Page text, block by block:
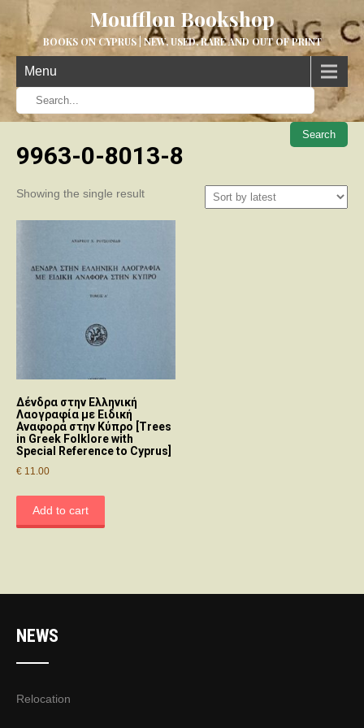
Moufflon Bookshop
BOOKS ON CYPRUS | NEW, USED, RARE AND OUT OF PRINT
Menu
When
9963-0-8013-8
Showing the single result
Δένδρα στην Ελληνική
Λαογραφία με Ειδική
Αναφορά στην Κύπρο [Trees
in Greek Folklore with
Special Reference to Cyprus]
€ 11.00
Add to cart
NEWS
Relocation